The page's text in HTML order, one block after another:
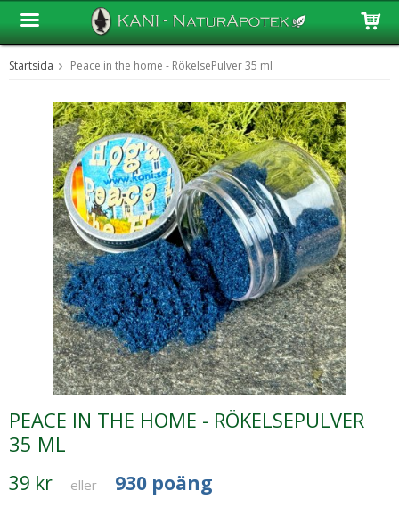
Startsida Peace in the home - RökelsePulver 35 ml
PEACE IN THE HOME - RÖKELSEPULVER
35 ML
39 kr - eller - 930 poäng